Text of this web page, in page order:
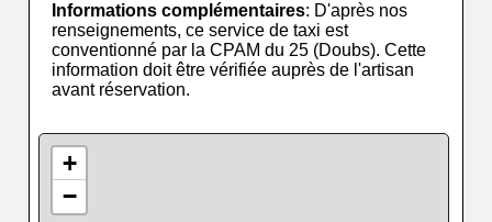
Informations complémentaires: D'après nos
renseignements, ce service de taxi est
conventionné par la CPAM du 25 (Doubs). Cette
information doit être vérifiée auprès de l'artisan
avant réservation.
+
−